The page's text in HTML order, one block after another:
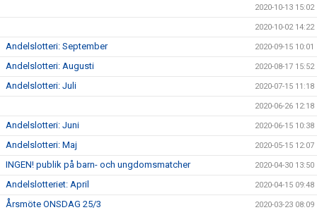
2020-10-13 15:02
2020-10-02 14:22
Andelslotteri: September 2020-09-15 10:01
Andelslotteri: Augusti 2020-08-17 15:52
Andelslotteri: Juli 2020-07-15 11:18
2020-06-26 12:18
Andelslotteri: Juni 2020-06-15 10:38
Andelslotteri: Maj 2020-05-15 12:07
INGEN! publik på barn- och ungdomsmatcher 2020-04-30 13:50
Andelslotteriet: April 2020-04-15 09:48
Årsmöte ONSDAG 25/3 2020-03-23 08:09